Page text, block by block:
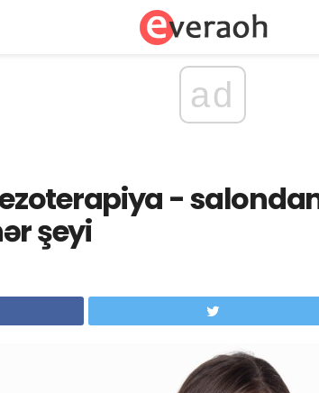
ad
-
şeyi